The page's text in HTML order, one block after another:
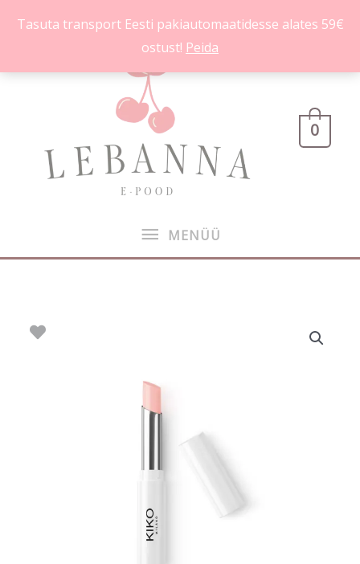
Tasuta transport Eesti pakiautomaatidesse alates 59€
ostust! Peida
MENÜÜ
MENÜÜ
0
Huulepalsam
Kiko